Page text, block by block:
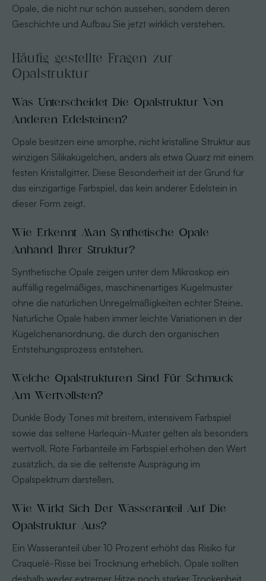
Opale, die nicht nur schön aussehen, sondern deren
Geschichte und Aufbau Sie jetzt wirklich verstehen.
Häufig gestellte Fragen zur
Opalstruktur
Was Unterscheidet Die Opalstruktur Von
Anderen Edelsteinen?
Opale besitzen eine amorphe, nicht kristalline Struktur aus
winzigen Silikakügelchen, anders als etwa Quarz mit einem
festen Kristallgitter. Diese Besonderheit ist der Grund für
das einzigartige Farbspiel, das kein anderer Edelstein in
dieser Form zeigt.
Wie Erkennt Man Synthetische Opale
Anhand Ihrer Struktur?
Synthetische Opale zeigen unter dem Mikroskop ein
auffällig regelmäßiges, maschinenartiges Kugelmuster
ohne die natürlichen Unregelmäßigkeiten echter Steine.
Natürliche Opale haben immer leichte Variationen in der
Kügelchenanordnung, die durch den organischen
Entstehungsprozess entstehen.
Welche Opalstrukturen Sind Für Schmuck
Am Wertvollsten?
Dunkle Body Tones mit breitem, intensivem Farbspiel
sowie das seltene Harlequin-Muster gelten als besonders
wertvoll. Rote Farbanteile im Farbspiel erhöhen den Wert
zusätzlich, da sie die seltenste Ausprägung im
Opalspektrum darstellen.
Wie Wirkt Sich Der Wasseranteil Auf Die
Opalstruktur Aus?
Ein Wasseranteil über 10 Prozent erhöht das Risiko für
Craquelé-Risse bei Trocknung erheblich. Opale sollten